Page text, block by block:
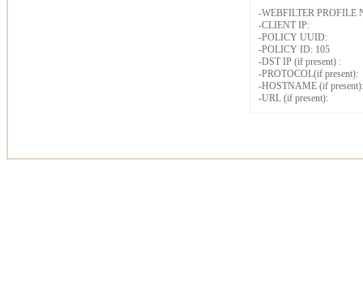
-WEBFILTER PROFILE
-CLIENT IP:
-POLICY UUID:
-POLICY ID: 105
-DST IP (if present) :
-PROTOCOL(if present):
-HOSTNAME (if present):
-URL (if present):